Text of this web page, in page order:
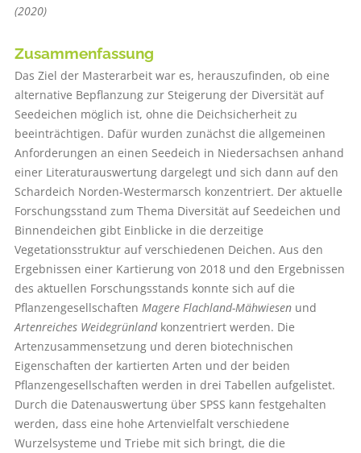
(2020)
Zusammenfassung
Das Ziel der Masterarbeit war es, herauszufinden, ob eine
alternative Bepflanzung zur Steigerung der Diversität auf
Seedeichen möglich ist, ohne die Deichsicherheit zu
beeinträchtigen. Dafür wurden zunächst die allgemeinen
Anforderungen an einen Seedeich in Niedersachsen anhand
einer Literaturauswertung dargelegt und sich dann auf den
Schardeich Norden-Westermarsch konzentriert. Der aktuelle
Forschungsstand zum Thema Diversität auf Seedeichen und
Binnendeichen gibt Einblicke in die derzeitige
Vegetationsstruktur auf verschiedenen Deichen. Aus den
Ergebnissen einer Kartierung von 2018 und den Ergebnissen
des aktuellen Forschungsstands konnte sich auf die
Pflanzengesellschaften Magere Flachland-Mähwiesenund
Artenreiches Weidegrünlandkonzentriert werden. Die
Artenzusammensetzung und deren biotechnischen
Eigenschaften der kartierten Arten und der beiden
Pflanzengesellschaften werden in drei Tabellen aufgelistet.
Durch die Datenauswertung über SPSS kann festgehalten
werden, dass eine hohe Artenvielfalt verschiedene
Wurzelsysteme und Triebe mit sich bringt, die die